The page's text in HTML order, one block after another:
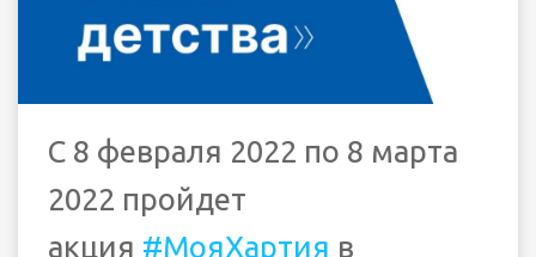
С 8 февраля 2022 по 8 марта
2022 пройдет
акция #МояХартия в